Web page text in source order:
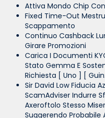
Attiva Mondo Chip
Fixed Time-Out
Scappamento
Continuo Cashback
Girare Promozioni
Carica I Documenti
Stato Gemma E
Richiesta [ Uno ] [
Sir David Low Fiducia
ScamAdviser Indurre
Axeroftolo Stesso
Suggerendo Probabile